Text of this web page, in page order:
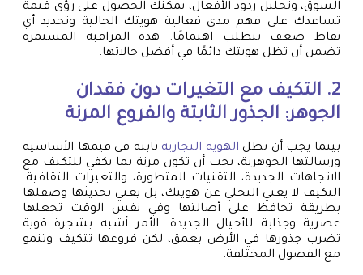
السوق، وتحليل ردود الأفعال، يمكنك الحصول على رؤى قيمة
تساعدك على فهم مدى فعالية هويتك الحالية وتحديد أي
نقاط ضعف تتطلب اهتمامًا. هذه المراقبة المستمرة
تضمن أن تظل هويتك دائمًا في أفضل حالاتها.
2. التكيف مع التغيرات دون فقدان
الجوهر: الجذور الثابتة والفروع المرنة
بينما يجب أن تظل الهوية التجارية ثابتة في قيمها الأساسية
ورسالتها الجوهرية، يجب أن تكون مرنة بما يكفي للتكيف مع
الاتجاهات الجديدة، التقنيات المتطورة، والتغيرات الثقافية.
التكيف لا يعني التخلي عن هويتك، بل يعني تحديثها وصقلها
بطريقة تحافظ على أصالتها وفي نفس الوقت تجعلها
عصرية وجذابة للأجيال الجديدة. الأمر أشبه بشجرة قوية
تضرب جذورها في الأرض بعمق، لكن فروعها تتكيف وتنمو
مع الفصول المختلفة.